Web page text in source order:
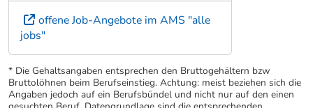
offene Job-Angebote im AMS "alle
jobs"
* Die Gehaltsangaben entsprechen den Bruttogehältern bzw
Bruttolöhnen beim Berufseinstieg. Achtung: meist beziehen sich die
Angaben jedoch auf ein Berufsbündel und nicht nur auf den einen